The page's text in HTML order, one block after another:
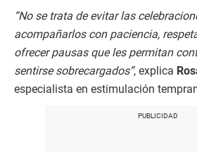
“No se trata de evitar las
acompañarlos con paciencia,
ofrecer pausas que les permitan
sentirse sobrecargados”, explica
especialista en estimulación